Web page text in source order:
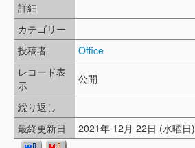
詳細
カテゴリー
投稿者
Office
レコード表
示
公開
繰り返し
最終更新日
2021年 12月 22日 (水曜日)